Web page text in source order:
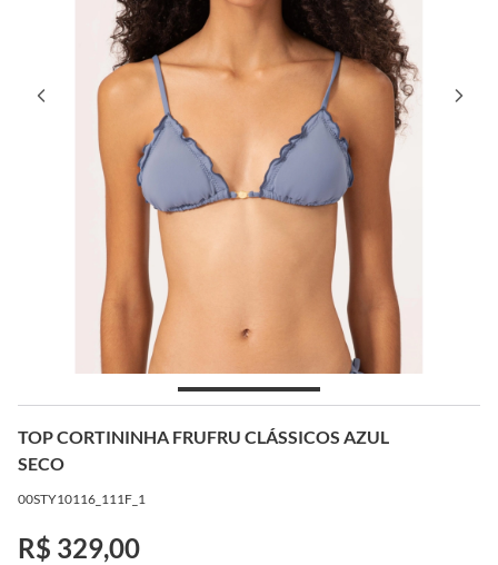
TOP CORTININHA FRUFRU CLÁSSICOS AZUL
SECO
00STY10116_111F_1
R$ 329,00